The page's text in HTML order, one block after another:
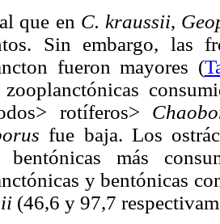
que en C. kraussii,
Sin embargo, las
fueron mayores (
zooplanctónicas
rotíferos>
fue baja. Los
bentónicas más
y bentónicas
(46,6 y 97,7